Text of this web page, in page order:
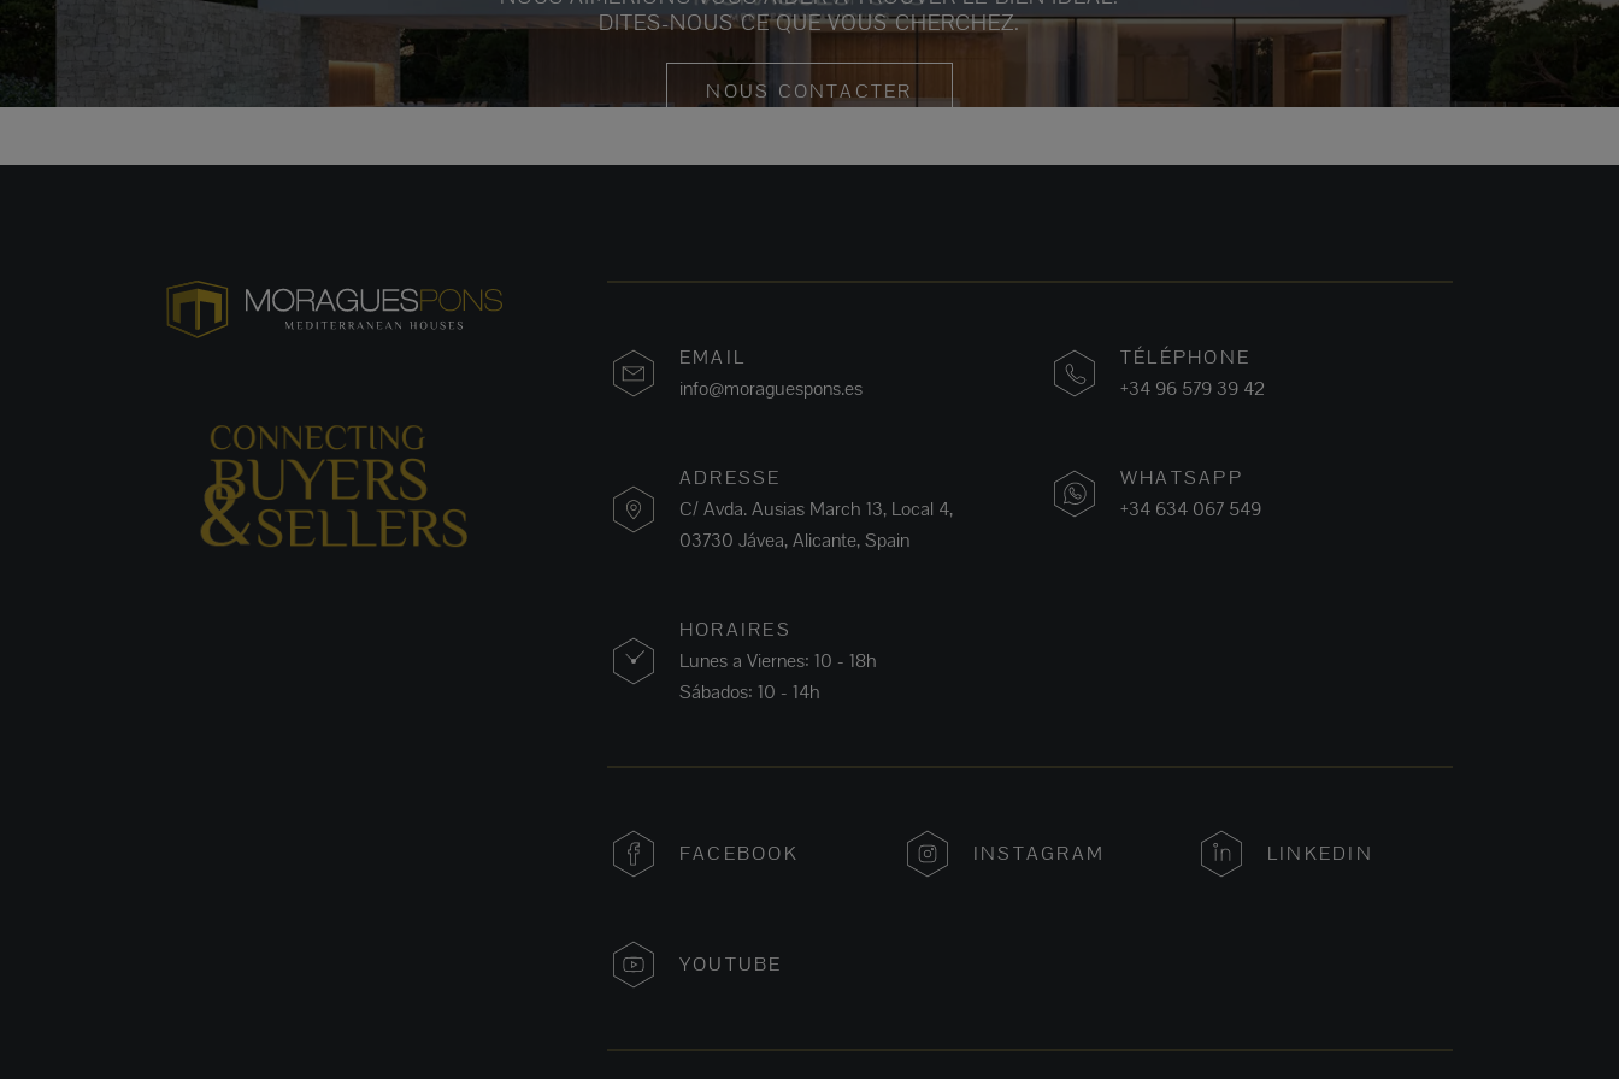
DITES-NOUS CE QUE VOUS CHERCHEZ.
NOUS CONTACTER
EMAIL
info@moraguespons.es
ADRESSE
C/ Avda. Ausias March 13, Local 4,
03730 Jávea, Alicante, Spain
HORAIRES
Lunes a Viernes: 10 - 18h
Sábados: 10 - 14h
TÉLÉPHONE
+34 96 579 39 42
WHATSAPP
+34 634 067 549
FACEBOOK INSTAGRAM LINKEDIN
YOUTUBE